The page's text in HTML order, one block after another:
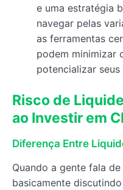
e uma estratégia
navegar pelas
as ferramentas
podem minimizar
potencializar seus
Risco de
ao Investir em
Diferença Entre
Quando a gente fala
basicamente